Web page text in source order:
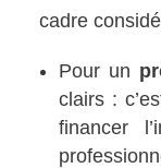
cadre
Pour un
clairs :
financer